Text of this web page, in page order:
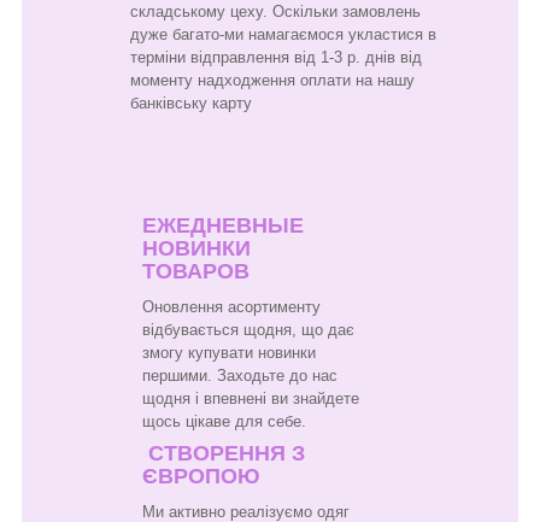
складському цеху. Оскільки замовлень
дуже багато-ми намагаємося укластися в
терміни відправлення від 1-3 р. днів від
моменту надходження оплати на нашу
банківську карту
ЕЖЕДНЕВНЫЕ
НОВИНКИ
ТОВАРОВ
Оновлення асортименту
відбувається щодня, що дає
змогу купувати новинки
першими. Заходьте до нас
щодня і впевнені ви знайдете
щось цікаве для себе.
СТВОРЕННЯ З
ЄВРОПОЮ
Ми активно реалізуємо одяг